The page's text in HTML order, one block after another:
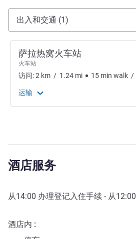
抵达和交通
出入和交通 (1)
萨拉热窝火车站
火车站
访问:2 km / 1.24 mi 15 min walk /
运输
酒店服务
从14:00 办理登记入住手续 - 从12:00
酒店内